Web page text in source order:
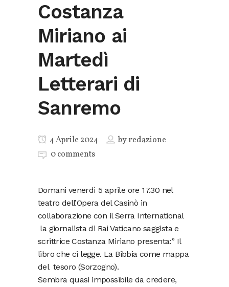
Costanza
Miriano ai
Martedì
Letterari di
Sanremo
4 Aprile 2024 byredazione
0 comments
Domani venerdì 5 aprile ore 17.30 nel
teatro dell’Opera del Casinò in
collaborazione con il Serra International
la giornalista di Rai Vaticano saggista e
scrittrice Costanza Miriano presenta:” Il
libro che ci legge. La Bibbia come mappa
del tesoro (Sorzogno).
Sembra quasi impossibile da credere,